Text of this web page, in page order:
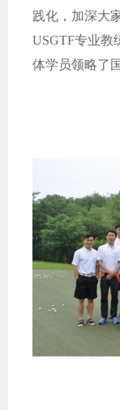
践化，加深大
USGTF专业教
体学员领略了